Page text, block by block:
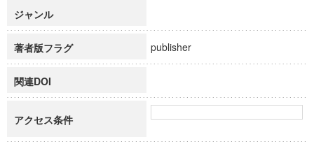
ジャンル
著者版フラグ publisher
関連DOI
アクセス条件